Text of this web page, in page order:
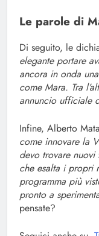
Le parole di
Di seguito, le
elegante portare
ancora in onda
come Mara. Tra
annuncio ufficiale
Infine, Alberto
come innovare la
devo trovare
che esalta i propri
programma più
pronto a
pensate?